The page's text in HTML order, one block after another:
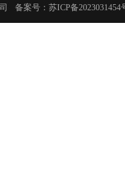
备案号： 苏ICP备2023031454